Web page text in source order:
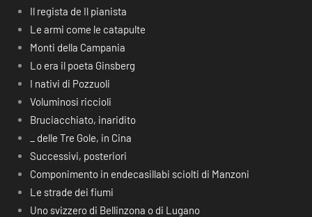
Il regista de Il pianista
Le armi come le catapulte
Monti della Campania
Lo era il poeta Ginsberg
I nativi di Pozzuoli
Voluminosi riccioli
Bruciacchiato, inaridito
_ delle Tre Gole, in Cina
Successivi, posteriori
Componimento in endecasillabi sciolti di Manzoni
Le strade dei fiumi
Uno svizzero di Bellinzona o di Lugano